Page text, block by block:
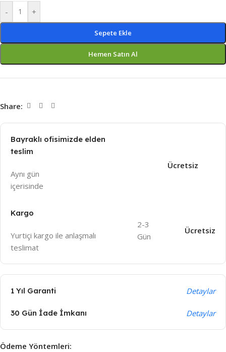
- +
Sepete Ekle
Hemen Satın Al
Share:
Bayraklı ofisimizde elden
teslim
Aynı gün
içerisinde
Ücretsiz
Kargo
Yurtiçi kargo ile anlaşmalı
teslimat
2-3
Gün
Ücretsiz
1 Yıl Garanti Detaylar
30 Gün İade İmkanı Detaylar
Ödeme Yöntemleri: